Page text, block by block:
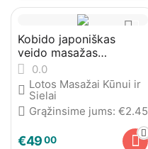
Kobido japoniškas
veido masažas
moterims
0.0
Lotos Masažai Kūnui ir
Sielai
Grąžinsime jums: €2.45
€4900